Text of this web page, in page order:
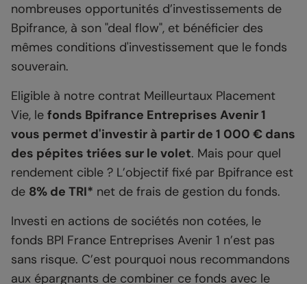
nombreuses opportunités d’investissements de
Bpifrance, à son "deal flow", et bénéficier des
mêmes conditions d'investissement que le fonds
souverain.
Eligible à notre contrat Meilleurtaux Placement
Vie, le fonds Bpifrance Entreprises Avenir 1
vous permet d'investir à partir de 1 000 € dans
des pépites triées sur le volet. Mais pour quel
rendement cible ? L’objectif fixé par Bpifrance est
de 8% de TRI* net de frais de gestion du fonds.
Investi en actions de sociétés non cotées, le
fonds BPI France Entreprises Avenir 1 n’est pas
sans risque. C’est pourquoi nous recommandons
aux épargnants de combiner ce fonds avec le